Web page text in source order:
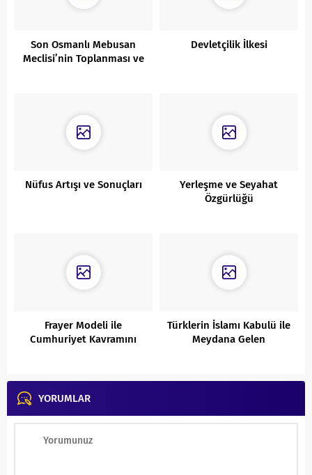
Son Osmanlı Mebusan
Meclisi’nin Toplanması ve
Devletçilik İlkesi
Nüfus Artışı ve Sonuçları
Yerleşme ve Seyahat
Özgürlüğü
Frayer Modeli ile
Cumhuriyet Kavramını
Türklerin İslamı Kabulü ile
Meydana Gelen
YORUMLAR